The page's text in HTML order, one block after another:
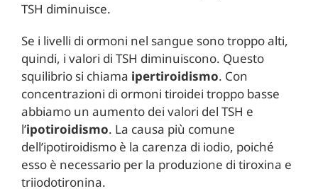
TSH diminuisce.
Se i livelli di ormoni nel sangue sono troppo alti,
quindi, i valori di TSH diminuiscono. Questo
squilibrio si chiama ipertiroidismo. Con
concentrazioni di ormoni tiroidei troppo basse
abbiamo un aumento dei valori del TSH e
l’ipotiroidismo. La causa più comune
dell’ipotiroidismo è la carenza di iodio, poiché
esso è necessario per la produzione di tiroxina e
triiodotironina.